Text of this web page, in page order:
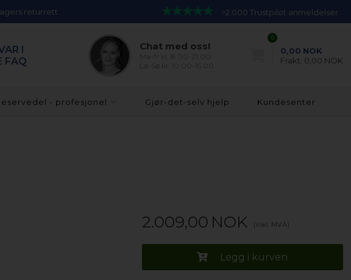
returrett >2.000 Trustpilot anmeldelser
I
FAQ
Chat med oss!
0
0,00 NOK
Frakt: 0,00 NOK
- profesjonel Gjør-det-selv hjelp Kundesenter
2.009,00 NOK (inkl. MVA)
Legg i kurven